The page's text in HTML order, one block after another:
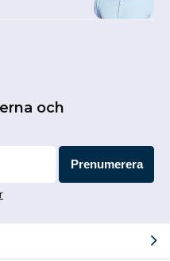
och
Prenumerera